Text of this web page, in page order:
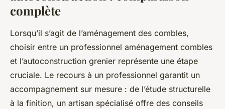
complète
Lorsqu’il s’agit de l’aménagement des combles,
choisir entre un professionnel aménagement combles
et l’autoconstruction grenier représente une étape
cruciale. Le recours à un professionnel garantit un
accompagnement sur mesure : de l’étude structurelle
à la finition, un artisan spécialisé offre des conseils